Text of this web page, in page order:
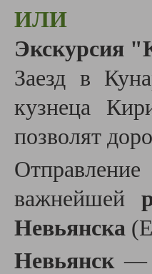
ИЛИ
Экскурсия
Заезд в
кузнеца
позволят
важнейшей
Невьянска
Невьянск—